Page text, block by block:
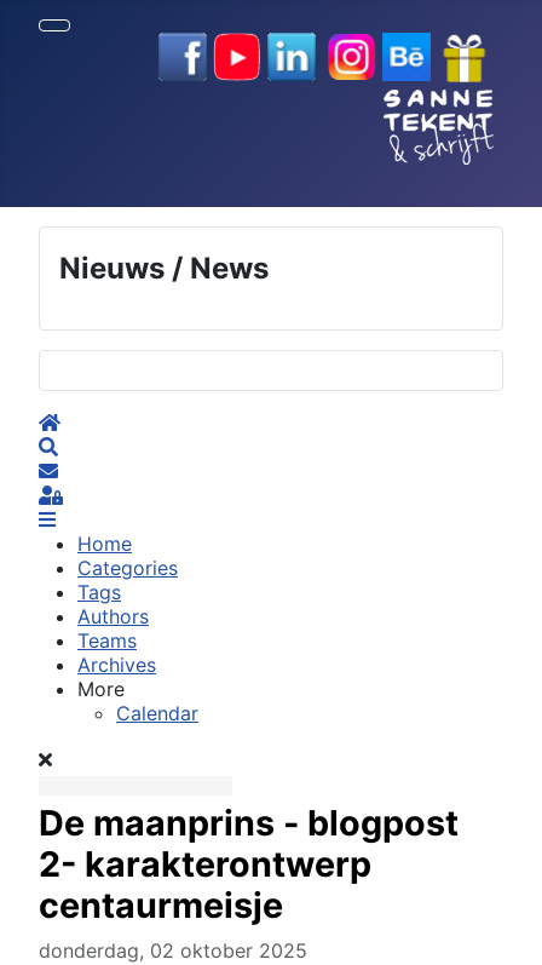
Nieuws / News
Selecteer de taal
Home
Subscribe to blog
Sign In
Home
Categories
Tags
Authors
Teams
Archives
More
Calendar
De maanprins - blogpost
2- karakterontwerp
centaurmeisje
donderdag, 02 oktober 2025